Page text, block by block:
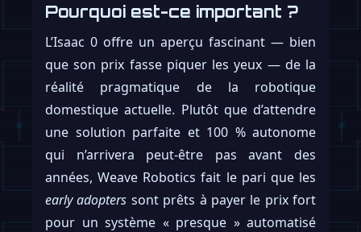
Pourquoi est-ce important ?
L’Isaac 0 offre un aperçu fascinant — bien
que son prix fasse piquer les yeux — de la
réalité pragmatique de la robotique
domestique actuelle. Plutôt que d’attendre
une solution parfaite et 100 % autonome
qui n’arrivera peut-être pas avant des
années, Weave Robotics fait le pari que les
early adopters sont prêts à payer le prix fort
pour un système « presque » automatisé